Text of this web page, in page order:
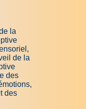
la
de la
des
des